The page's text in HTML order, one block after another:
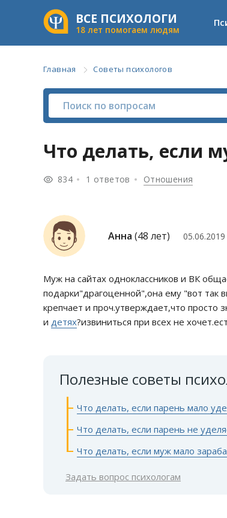
ВСЕ ПСИХОЛОГИ
18 лет помогаем людям
Главная Советы психологов
Что делать, если
834 1 ответов Отношения
Анна (48 лет) 05.06.2019
Муж на сайтах одноклассников и ВК
подарки"драгоценной",она ему "вот так
крепчает и проч.утверждает,что
и детях?извиниться при всех не
Полезные советы
Что делать, если парень мало
Что делать, если парень не
Что делать, если муж мало
Задать вопрос психологам